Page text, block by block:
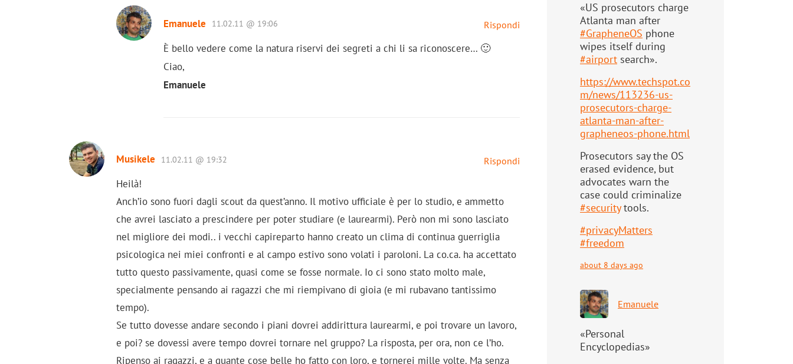
Emanuele Rispondi
11.02.11 @ 19:06
È bello vedere come la natura riservi dei segreti a chi li sa riconoscere… 🙂
Ciao,
Emanuele
Musikele Rispondi
11.02.11 @ 19:32
Heilà!
Anch’io sono fuori dagli scout da quest’anno. Il motivo ufficiale è per lo studio, e ammetto
che avrei lasciato a prescindere per poter studiare (e laurearmi). Però non mi sono lasciato
nel migliore dei modi.. i vecchi capireparto hanno creato un clima di continua guerriglia
psicologica nei miei confronti e al campo estivo sono volati i paroloni. La co.ca. ha accettato
tutto questo passivamente, quasi come se fosse normale. Io ci sono stato molto male,
specialmente pensando ai ragazzi che mi riempivano di gioia (e mi rubavano tantissimo
tempo).
Se tutto dovesse andare secondo i piani dovrei addirittura laurearmi, e poi trovare un lavoro,
e poi? se dovessi avere tempo dovrei tornare nel gruppo? La risposta, per ora, non ce l’ho.
Ripenso ai ragazzi, e a quante cose belle ho fatto con loro, e tornerei mille volte. Ma senza
«US prosecutors charge
Atlanta man after
#GrapheneOS phone
wipes itself during
#airport search».
https://www.techspot.co
m/news/113236-us-
prosecutors-charge-
atlanta-man-after-
grapheneos-phone.html
Prosecutors say the OS
erased evidence, but
advocates warn the
case could criminalize
#securitytools.
#privacyMatters
#freedom
about 8 days ago
Emanuele
«Personal
Encyclopedias»